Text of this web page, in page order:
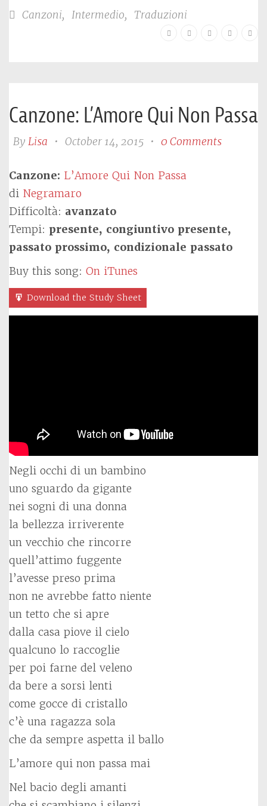
Canzoni, Intermedio, Traduzioni
Canzone: L’Amore Qui Non Passa
By Lisa • October 14, 2015 • 0 Comments
Canzone: L’Amore Qui Non Passa
di Negramaro
Difficoltà: avanzato
Tempi: presente, congiuntivo presente,
passato prossimo, condizionale passato
Buy this song: On iTunes
Download the Study Sheet
Negli occhi di un bambino
uno sguardo da gigante
nei sogni di una donna
la bellezza irriverente
un vecchio che rincorre
quell’attimo fuggente
l’avesse preso prima
non ne avrebbe fatto niente
un tetto che si apre
dalla casa piove il cielo
qualcuno lo raccoglie
per poi farne del veleno
da bere a sorsi lenti
come gocce di cristallo
c’è una ragazza sola
che da sempre aspetta il ballo
L’amore qui non passa mai
Nel bacio degli amanti